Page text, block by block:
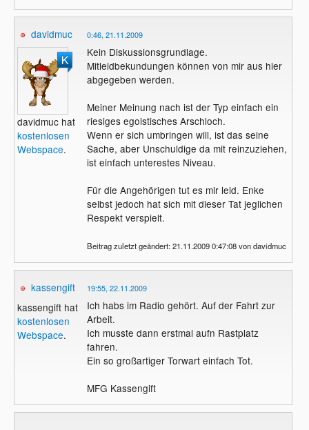
davidmuc
davidmuc hat
kostenlosen
Webspace.
0:46, 21.11.2009
Kein Diskussionsgrundlage.
Mitleidbekundungen können von mir aus hier
abgegeben werden.
Meiner Meinung nach ist der Typ einfach ein
riesiges egoistisches Arschloch.
Wenn er sich umbringen will, ist das seine
Sache, aber Unschuldige da mit reinzuziehen,
ist einfach unterestes Niveau.
Für die Angehörigen tut es mir leid. Enke
selbst jedoch hat sich mit dieser Tat jeglichen
Respekt verspielt.
Beitrag zuletzt geändert: 21.11.2009 0:47:08 von davidmuc
kassengift
kassengift hat
kostenlosen
Webspace.
19:55, 22.11.2009
Ich habs im Radio gehört. Auf der Fahrt zur
Arbeit.
Ich musste dann erstmal aufn Rastplatz
fahren.
Ein so großartiger Torwart einfach Tot.
MFG Kassengift